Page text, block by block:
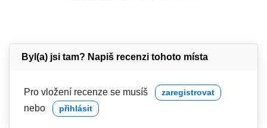
Byl(a) jsi tam? Napiš recenzi tohoto místa
Pro vložení recenze se musíš zaregistrovat
nebo přihlásit